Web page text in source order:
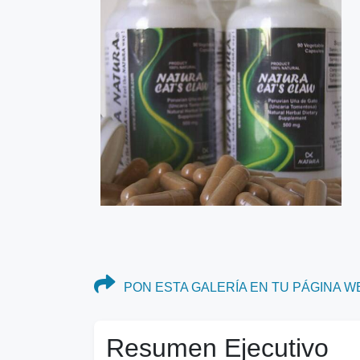
PON ESTA GALERÍA EN TU PÁGINA
Resumen Ejecutivo